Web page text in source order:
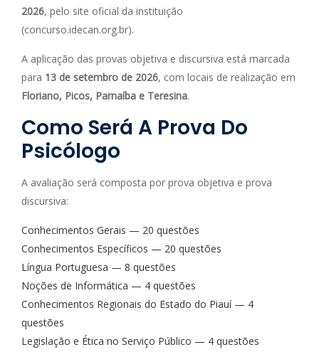
2026, pelo site oficial da instituição
(concurso.idecan.org.br).
A aplicação das provas objetiva e discursiva está marcada
para 13 de setembro de 2026, com locais de realização em
Floriano, Picos, Parnaíba e Teresina.
Como Será A Prova Do
Psicólogo
A avaliação será composta por prova objetiva e prova
discursiva:
Conhecimentos Gerais — 20 questões
Conhecimentos Específicos — 20 questões
Língua Portuguesa — 8 questões
Noções de Informática — 4 questões
Conhecimentos Regionais do Estado do Piauí — 4
questões
Legislação e Ética no Serviço Público — 4 questões